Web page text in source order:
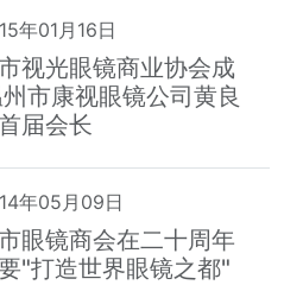
年01月16日
视光眼镜商业协会成
市康视眼镜公司黄良
届会长
年05月09日
眼镜商会在二十周年
"打造世界眼镜之都"